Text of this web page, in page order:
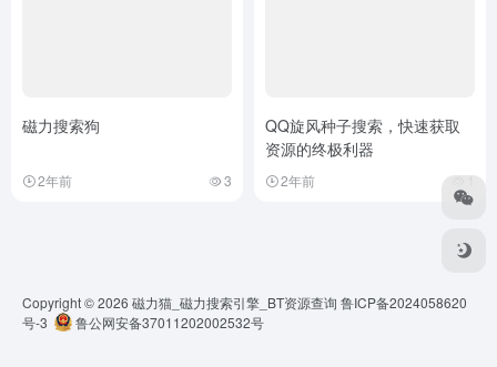
磁力搜索狗
2年前 3
QQ旋风种子搜索，快速获取
资源的终极利器
2年前 1
Copyright © 2026 磁力猫_磁力搜索引擎_BT资源查询 鲁ICP备2024058620
号-3
鲁公网安备37011202002532号